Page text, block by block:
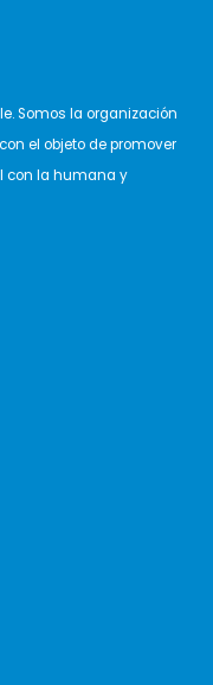
Somos la organización
el objeto de promover
con la humana y